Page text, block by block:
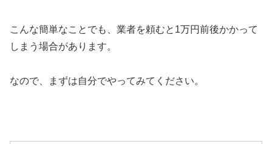
こんな簡単なことでも、業者を頼むと1万円前後かかって
しまう場合があります。
なので、まずは自分でやってみてください。